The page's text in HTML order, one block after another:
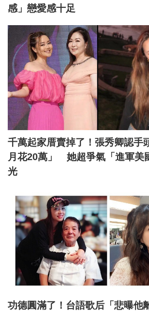
感」戀愛感十足
千萬起家厝賣掉了！張秀卿認手
月花20萬」 她超爭氣「進軍美
光
功德圓滿了！台語歌后「悲曝他